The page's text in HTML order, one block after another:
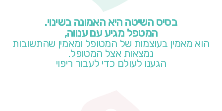
בסיס השיטה היא האמונה בשינוי.
המטפל מגיע עם ענווה,
הוא מאמין בעוצמות של המטופל ומאמין שהתשובות
נמצאות אצל המטופל.
הגענו לעולם כדי לעבור ריפוי